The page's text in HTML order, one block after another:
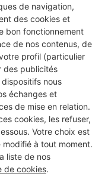
de navigation,
des cookies et
bon fonctionnement
de nos contenus, de
profil (particulier
des publicités
nous
échanges et
de mise en relation.
cookies, les refuser,
Votre choix est
à tout moment.
liste de nos
de cookies.